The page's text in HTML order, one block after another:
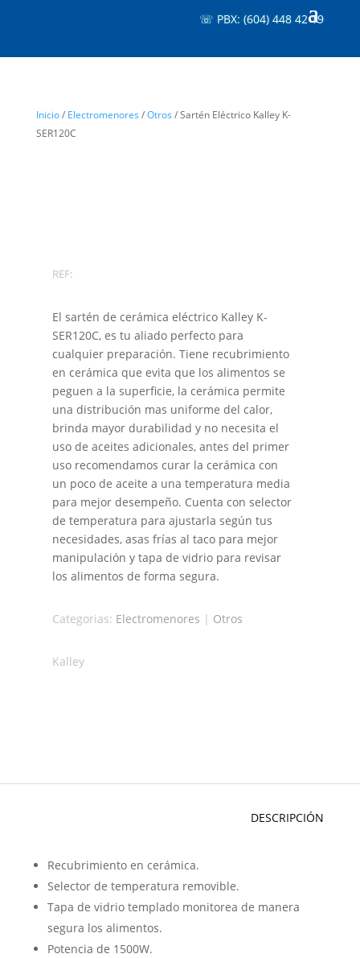
☏ PBX: (604) 448 42 19
Inicio/ Electromenores /Otros / Sartén Eléctrico Kalley K-
SER120C
REF:
El sartén de cerámica eléctrico Kalley K-
SER120C, es tu aliado perfecto para
cualquier preparación. Tiene recubrimiento
en cerámica que evita que los alimentos se
peguen a la superficie, la cerámica permite
una distribución mas uniforme del calor,
brinda mayor durabilidad y no necesita el
uso de aceites adicionales, antes del primer
uso recomendamos curar la cerámica con
un poco de aceite a una temperatura media
para mejor desempeño. Cuenta con selector
de temperatura para ajustarla según tus
necesidades, asas frías al taco para mejor
manipulación y tapa de vidrio para revisar
los alimentos de forma segura.
Categorias: Electromenores | Otros
Kalley
DESCRIPCIÓN
Recubrimiento en cerámica.
Selector de temperatura removible.
Tapa de vidrio templado monitorea de manera
segura los alimentos.
Potencia de 1500W.